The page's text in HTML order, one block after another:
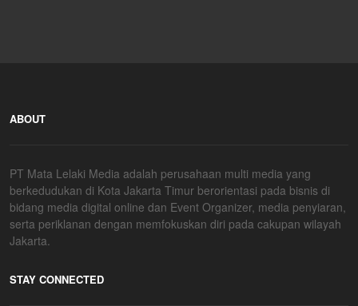
ABOUT
PT Mata Lelaki Media adalah perusahaan multi media yang
berkedudukan di Kota Jakarta Timur berorientasi pada bisnis di
bidang media digital online dan Event Organizer, media penyiaran,
serta periklanan dengan memfokuskan diri pada cakupan wilayah
Jakarta.
STAY CONNECTED